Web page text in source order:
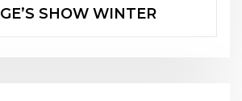
Japanese